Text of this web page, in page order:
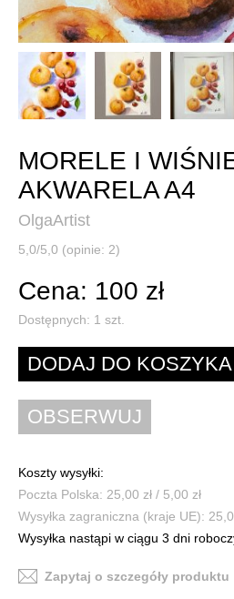
MORELE I
AKWARELA A4
OlgaArtist
5,0/5,0 (opinie: 2)
Cena: 100 zł
Dostępnych: 1 szt.
Koszty wysyłki:
Poczta Polska: 25,00 zł / 5,00 zł
Wysyłka zagraniczna (kraje UE):
Wysyłka nastąpi w ciągu 3 dni
Zapytaj o szczegóły produktu